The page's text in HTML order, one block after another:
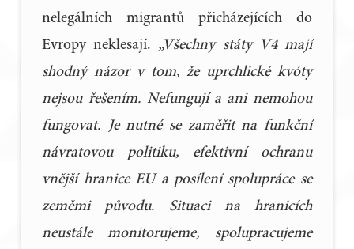
nelegálních migrantů přicházejících do
Evropy neklesají. „Všechny státy V4 mají
shodný názor v tom, že uprchlické kvóty
nejsou řešením. Nefungují a ani nemohou
fungovat. Je nutné se zaměřit na funkční
návratovou politiku, efektivní ochranu
vnější hranice EU a posílení spolupráce se
zeměmi původu. Situaci na hranicích
neustále monitorujeme, spolupracujeme